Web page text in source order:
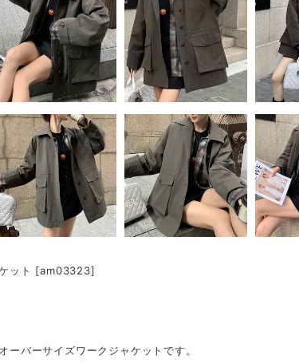
ット [am03323]
ーバーサイズワークジャケットです。